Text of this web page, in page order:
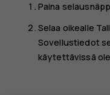
Paina
Selaa oikealle
Sovellustiedot
käytettävissä